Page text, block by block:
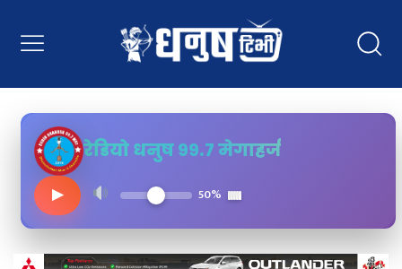
रेडियो धनुष ९९.७ मेगाहर्ज
▶
50%